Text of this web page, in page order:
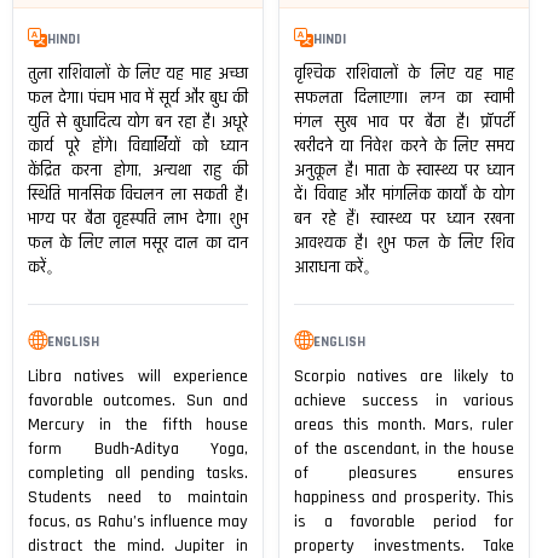
HINDI
तुला राशिवालों के लिए यह माह अच्छा
फल देगा। पंचम भाव में सूर्य और बुध की
युति से बुधादित्य योग बन रहा है। अधूरे
कार्य पूरे होंगे। विद्यार्थियों को ध्यान
केंद्रित करना होगा, अन्यथा राहु की
स्थिति मानसिक विचलन ला सकती है।
भाग्य पर बैठा वृहस्पति लाभ देगा। शुभ
फल के लिए लाल मसूर दाल का दान
करें。
ENGLISH
Libra natives will experience
favorable outcomes. Sun and
Mercury in the fifth house
form Budh-Aditya Yoga,
completing all pending tasks.
Students need to maintain
focus, as Rahu’s influence may
distract the mind. Jupiter in
HINDI
वृश्चिक राशिवालों के लिए यह माह
सफलता दिलाएगा। लग्न का स्वामी
मंगल सुख भाव पर बैठा है। प्रॉपर्टी
खरीदने या निवेश करने के लिए समय
अनुकूल है। माता के स्वास्थ्य पर ध्यान
दें। विवाह और मांगलिक कार्यों के योग
बन रहे हैं। स्वास्थ्य पर ध्यान रखना
आवश्यक है। शुभ फल के लिए शिव
आराधना करें。
ENGLISH
Scorpio natives are likely to
achieve success in various
areas this month. Mars, ruler
of the ascendant, in the house
of pleasures ensures
happiness and prosperity. This
is a favorable period for
property investments. Take